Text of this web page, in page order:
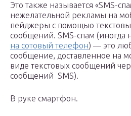
Это также называется «SMS-
нежелательной рекламы на
пейджеры с помощью
сообщений. SMS-спам (иногда
на сотовый телефон) — это
сообщение, доставленное на
виде текстовых сообщений
сообщений SMS).
В руке смартфон.